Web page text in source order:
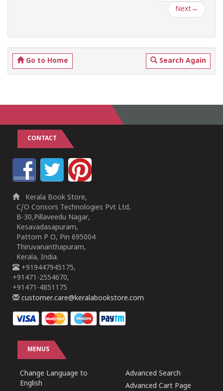
Next→
Go to Home Search Again
CONTACT
Kerala Book Store,
C/O Consors Technologies Pvt Ltd,
B-30,Pillaveedu Nagar,
Kesavadasapuram,
Pattom P O, Pin 695004
Thiruvananthapuram,
Kerala, India.
+919447945175,
+91471-2554670,
+91471-4851175
customer.care@keralabookstore.com
MENUS
Change Language to
English
Advanced Search
Advanced Cart Page